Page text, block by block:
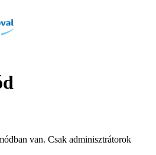
van. Csak adminisztrátorok